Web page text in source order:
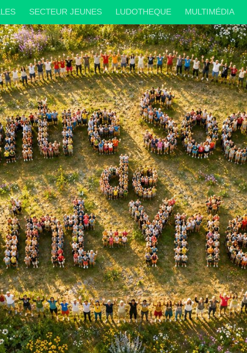
SECTEUR JEUNES LUDOTHEQUE MULTIMÉDIA
PARTENAIRES INFOS PRATIQUES PARTENAIRES